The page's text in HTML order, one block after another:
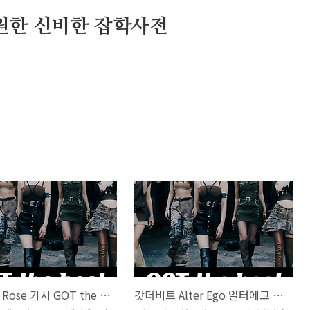
한 신비한 잡학사전
갓더비트 Rose 가시 GOT the beat 노래 뮤비 가사 곡정보 카리나 윈터 슬기 웬디 보아 태연 효연 갓더비트 Alter Ego 얼터에고 GOT the beat 노래 뮤비 가사 곡정보 카리나 윈터 슬기 웬디 보아 태연 효연